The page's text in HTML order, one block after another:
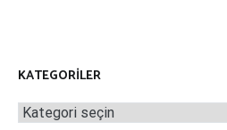
KATEGORILER
Kategoriler